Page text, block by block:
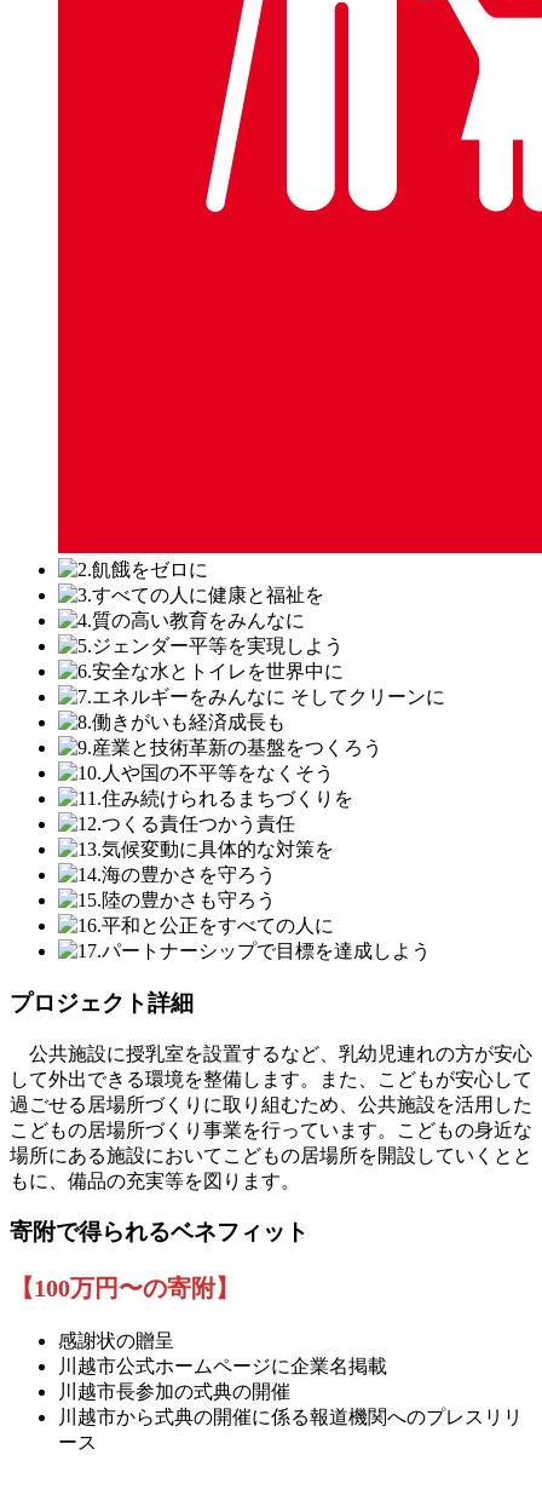
プロジェクト詳細
公共施設に授乳室を設置するなど、乳幼児連れの方が安心
して外出できる環境を整備します。また、こどもが安心して
過ごせる居場所づくりに取り組むため、公共施設を活用した
こどもの居場所づくり事業を行っています。こどもの身近な
場所にある施設においてこどもの居場所を開設していくとと
もに、備品の充実等を図ります。
寄附で得られるベネフィット
【100万円〜の寄附】
感謝状の贈呈
川越市公式ホームページに企業名掲載
川越市長参加の式典の開催
川越市から式典の開催に係る報道機関へのプレスリリ
ース